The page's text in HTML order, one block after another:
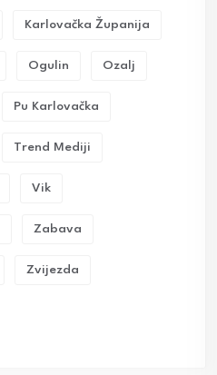
Karlovačka Županija
Ogulin Ozalj
Pu Karlovačka
Trend Mediji
Vik
Zabava
Zvijezda